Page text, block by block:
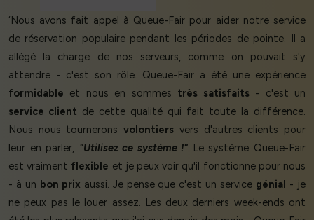
‘Nous avons fait appel à Queue-Fair pour aider notre service
de réservation populaire pendant les périodes de pointe. Il a
allégé la charge de nos serveurs, comme on pouvait s'y
attendre - c'est son rôle. Queue-Fair a été une expérience
formidable et nous en sommes très satisfaits- c'est un
service client de cette qualité qui fait toute la différence.
Nous nous tourneronsvolontiers vers d'autres clients pour
leur en parler, "Utilisez ce système !" Le système Queue-Fair
est vraiment flexible et je peux voir qu'il fonctionne pour nous
- à un bon prix aussi. Je pense que c'est un service génial - je
ne peux pas le louer assez. Les deux derniers week-ends ont